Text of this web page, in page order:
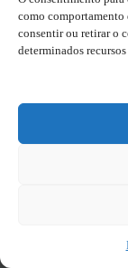
como comportamento
consentir ou retirar o
determinados